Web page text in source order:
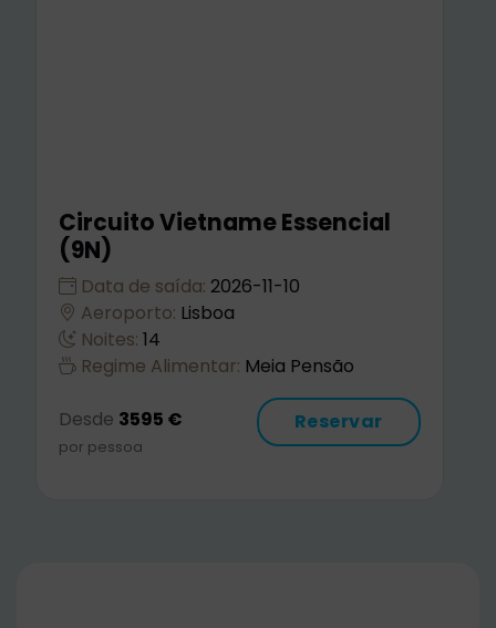
Circuito Vietname & Camboja
(11N)
Data de saída: 2026-09-01
Aeroporto: Lisboa
Noites: 11
Regime Alimentar: Meia Pensão
Desde 2970 €
por pessoa
Reservar